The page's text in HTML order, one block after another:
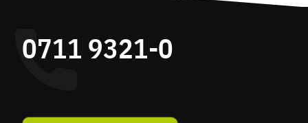
0711 9321-0